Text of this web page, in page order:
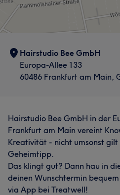
Hairstudio Bee GmbH
Europa-Allee 133
60486 Frankfurt am Main,
Hairstudio Bee GmbH in der
Frankfurt am Main vereint
Kreativität - nicht umsonst gilt
Geheimtipp.
Das klingt gut? Dann hau in
deinen Wunschtermin
via App bei Treatwell!